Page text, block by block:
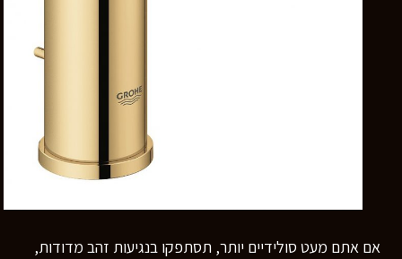
אם אתם מעט סולידיים יותר, תסתפקו בנגיעות זהב מדודות,